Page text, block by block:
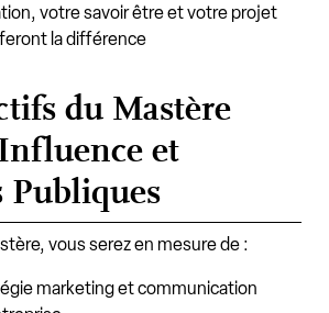
votre savoir être et votre projet
la différence
du Mastère
et
Publiques
vous serez en mesure de :
marketing et communication